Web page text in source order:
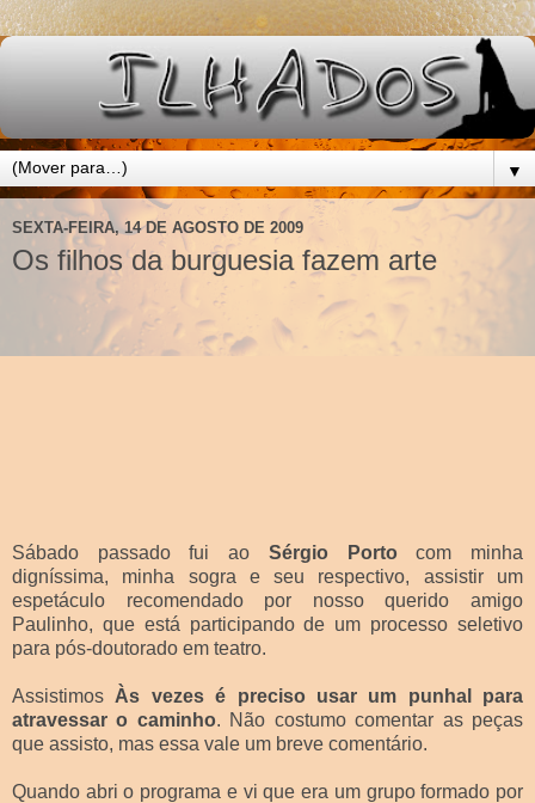
▼
SEXTA-FEIRA, 14 DE AGOSTO DE 2009
Os filhos da burguesia fazem arte
Sábado passado fui ao Sérgio Portocom minha
digníssima, minha sogra e seu respectivo, assistir um
espetáculo recomendado por nosso querido amigo
Paulinho, que está participando de um processo seletivo
para pós-doutorado em teatro.
Assistimos Às vezes é preciso usar um punhal para
atravessar o caminho. Não costumo comentar as peças
que assisto, mas essa vale um breve comentário.
Quando abri o programa e vi que era um grupo formado por